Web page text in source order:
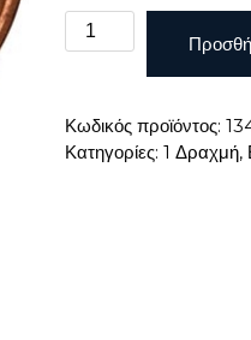
ΔΡΑΧΜΗ
ποσότητα
Κωδικός προϊόντος:
Κατηγορίες: 1 Δραχμή,